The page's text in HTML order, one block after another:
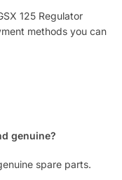
125 Regulator
methods you can
genuine?
spare parts.